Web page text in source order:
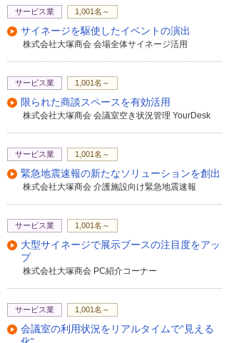
「ボイスソムリエ ネオ」は、音声制作の課
題であるコスト、時間、安定した音声の確
保などに、優れたパフォーマンスを実現
し、今までにない表現力を発揮します。
サービス業 1,001名～
サイネージを駆使したイベントの演出
株式会社大塚商会 会場全体サイネージ活用
サービス業 1,001名～
限られた商談スペースを有効活用
株式会社大塚商会 会議室空き状況管理 YourDesk
サービス業 1,001名～
緊急地震速報の新たなソリューションを創出
株式会社大塚商会 介護施設向け緊急地震速報
サービス業 1,001名～
大型サイネージで展示ブースの注目度をアッ
プ
株式会社大塚商会 PC紹介コーナー
サービス業 1,001名～
会議室の利用状況をリアルタイムで“見える